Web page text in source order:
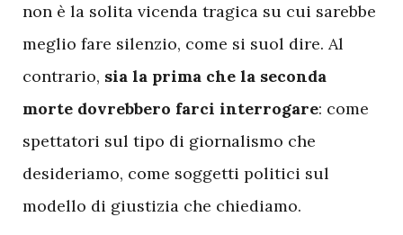
non è la solita vicenda tragica su cui sarebbe
meglio fare silenzio, come si suol dire. Al
contrario, sia la prima che la seconda
morte dovrebbero farci interrogare: come
spettatori sul tipo di giornalismo che
desideriamo, come soggetti politici sul
modello di giustizia che chiediamo.